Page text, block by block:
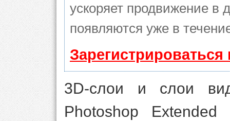
ускоряет продвижение в
появляются уже в
3D-слои и слои
Photoshop